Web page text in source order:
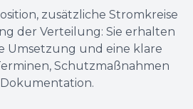
zusätzliche Stromkreise
der Verteilung: Sie erhalten
Umsetzung und eine klare
Schutzmaßnahmen